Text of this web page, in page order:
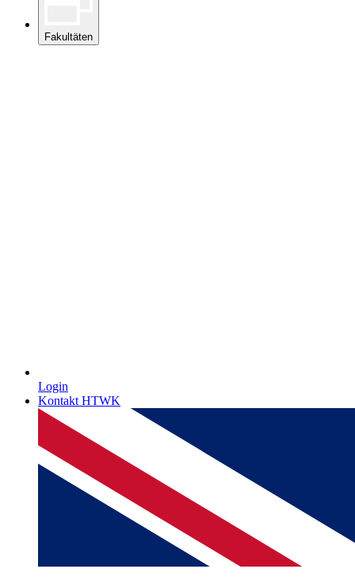
Fakultäten
Login
Kontakt HTWK